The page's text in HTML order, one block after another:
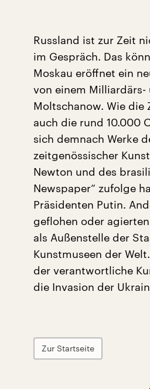
Russland ist zur Zeit
im Gespräch. Das
Moskau eröffnet ein
von einem Milliardärs-
Moltschanow. Wie die
auch die rund 10.000
sich demnach Werke
zeitgenössischer
Newton und des
Newspaper“ zufolge
Präsidenten Putin.
geflohen oder
als Außenstelle der
Kunstmuseen der
der verantwortliche
die Invasion der
Zur Startseite